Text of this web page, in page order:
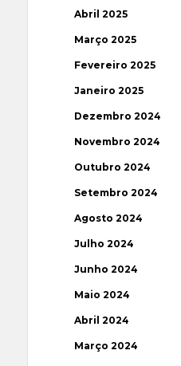
Abril 2025
Março 2025
Fevereiro 2025
Janeiro 2025
Dezembro 2024
Novembro 2024
Outubro 2024
Setembro 2024
Agosto 2024
Julho 2024
Junho 2024
Maio 2024
Abril 2024
Março 2024